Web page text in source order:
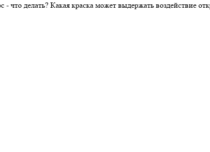
делать? Какая краска может выдержать воздействие